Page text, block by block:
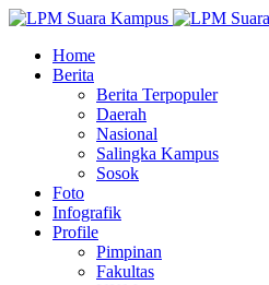
Home
Berita
Berita Terpopuler
Daerah
Nasional
Salingka Kampus
Sosok
Foto
Infografik
Profile
Pimpinan
Fakultas